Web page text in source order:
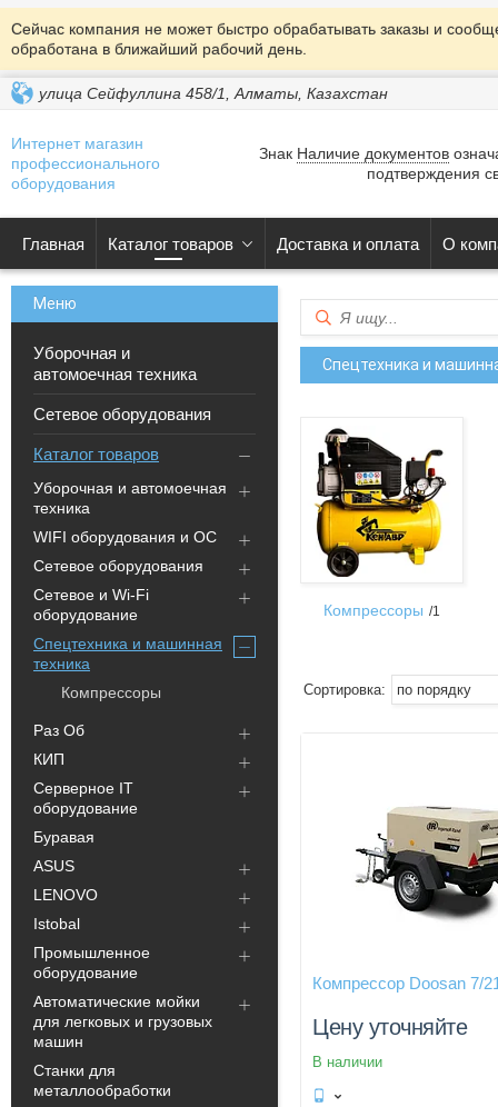
Сейчас компания не может быстро обрабатывать заказы и
обработана в ближайший рабочий день.
улица Сейфуллина 458/1, Алматы, Казахстан
Интернет магазин
профессионального
оборудования
Знак Наличие документов
подтверждения
Главная Каталог товаров Доставка и оплата О
Уборочная и
автомоечная техника
Сетевое оборудования
Каталог товаров
Уборочная и автомоечная
техника
WIFI оборудования и ОС
Сетевое оборудования
Сетевое и Wi-Fi
оборудование
Спецтехника и машинная
техника
Компрессоры
Раз Об
КИП
Серверное IT
оборудование
Буравая
ASUS
LENOVO
Istobal
Промышленное
оборудование
Автоматические мойки
для легковых и грузовых
машин
Станки для
металлообработки
Спецтехника и
Компрессоры 1
Компрессор Doosan 7/
Цену уточняйте
В наличии